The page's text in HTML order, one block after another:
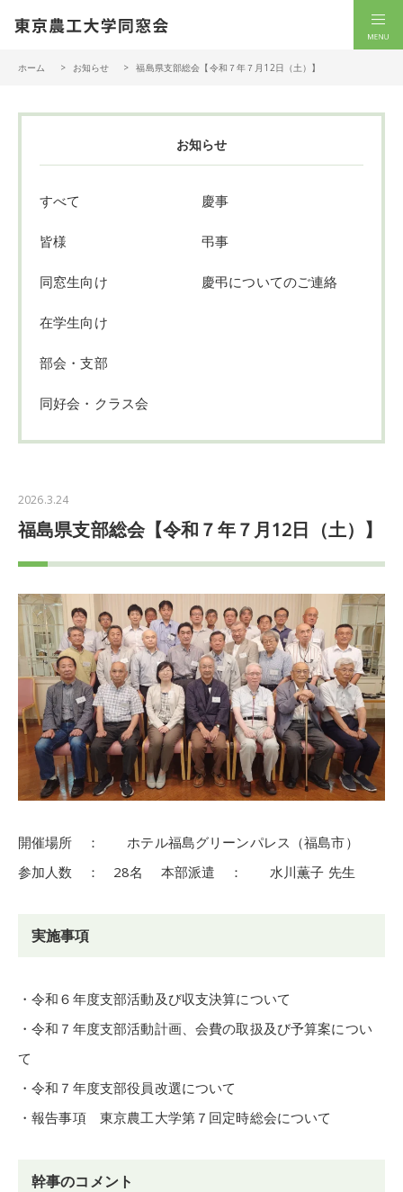
ホーム お知らせ 福島県支部総会【令和７年７月12日（土）】
お知らせ
すべて
皆様
同窓生向け
在学生向け
部会・支部
同好会・クラス会
慶事
弔事
慶弔についてのご連絡
2026.3.24
福島県支部総会【令和７年７月12日（土）】
開催場所 ： ホテル福島グリーンパレス（福島市）
参加人数 ： 28名 本部派遣 ： 水川薫子 先生
実施事項
・令和６年度支部活動及び収支決算について
・令和７年度支部活動計画、会費の取扱及び予算案につい
て
・令和７年度支部役員改選について
・報告事項 東京農工大学第７回定時総会について
幹事のコメント